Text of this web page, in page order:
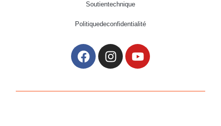
Soutien technique
Politique de confidentialité